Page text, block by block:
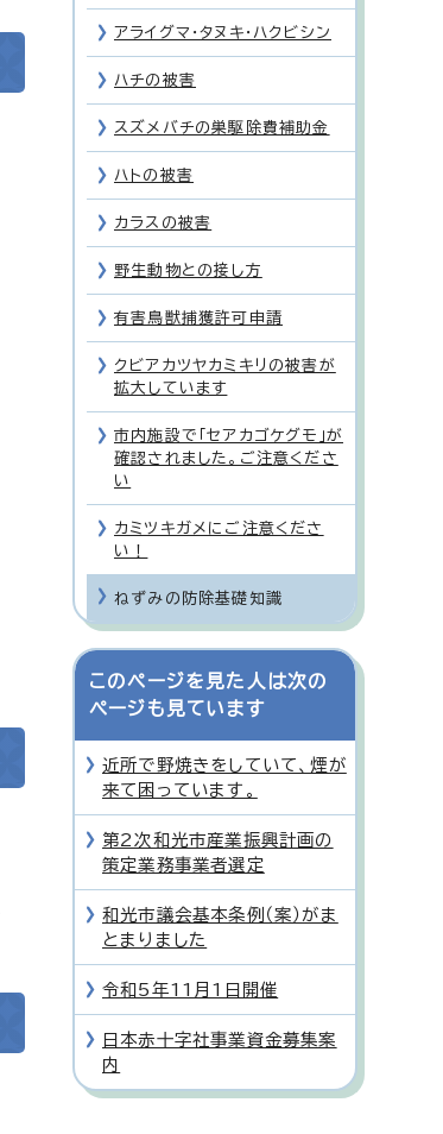
アライグマ・タヌキ・ハクビシン
ハチの被害
スズメバチの巣駆除費補助金
ハトの被害
カラスの被害
野生動物との接し方
有害鳥獣捕獲許可申請
クビアカツヤカミキリの被害が
拡大しています
市内施設で「セアカゴケグモ」が
確認されました。ご注意くださ
い
カミツキガメにご注意くださ
い！
ねずみの防除基礎知識
このページを見た人は次の
ページも見ています
近所で野焼きをしていて、煙が
来て困っています。
第2次和光市産業振興計画の
策定業務事業者選定
和光市議会基本条例（案）がま
とまりました
令和5年11月1日開催
日本赤十字社事業資金募集案
内